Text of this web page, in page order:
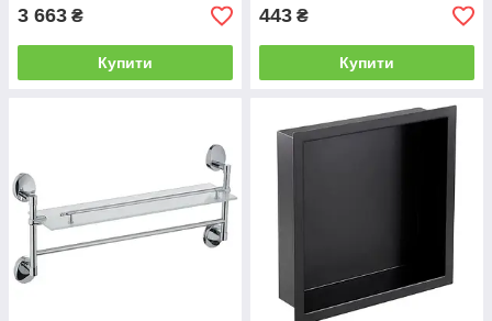
3 663 ₴
Купити
443 ₴
Купити